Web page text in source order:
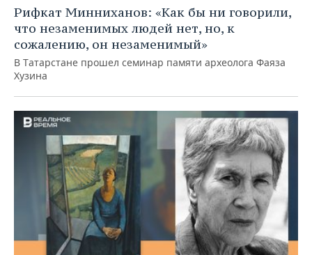
Рифкат Минниханов: «Как бы ни говорили,
что незаменимых людей нет, но, к
сожалению, он незаменимый»
В Татарстане прошел семинар памяти археолога Фаяза
Хузина